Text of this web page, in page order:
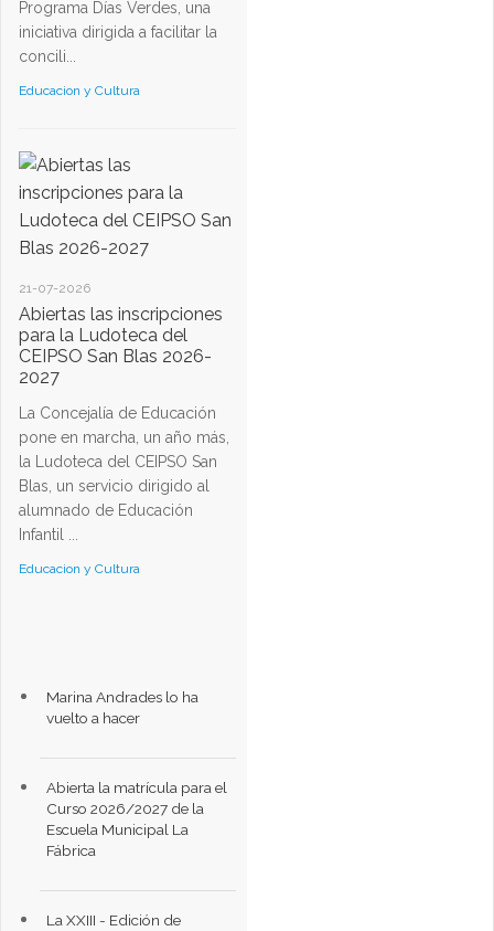
Programa Días Verdes, una
iniciativa dirigida a facilitar la
concili...
Educacion y Cultura
21-07-2026
Abiertas las inscripciones
para la Ludoteca del
CEIPSO San Blas 2026-
2027
La Concejalía de Educación
pone en marcha, un año más,
la Ludoteca del CEIPSO San
Blas, un servicio dirigido al
alumnado de Educación
Infantil ...
Educacion y Cultura
Marina Andrades lo ha
vuelto a hacer
Abierta la matrícula para el
Curso 2026/2027 de la
Escuela Municipal La
Fábrica
La XXIII - Edición de